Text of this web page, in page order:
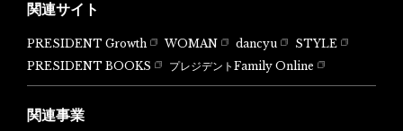
関連サイト
PRESIDENT Growth WOMAN dancyu
STYLE
PRESIDENT BOOKS
プレジデントFamily Online
関連事業